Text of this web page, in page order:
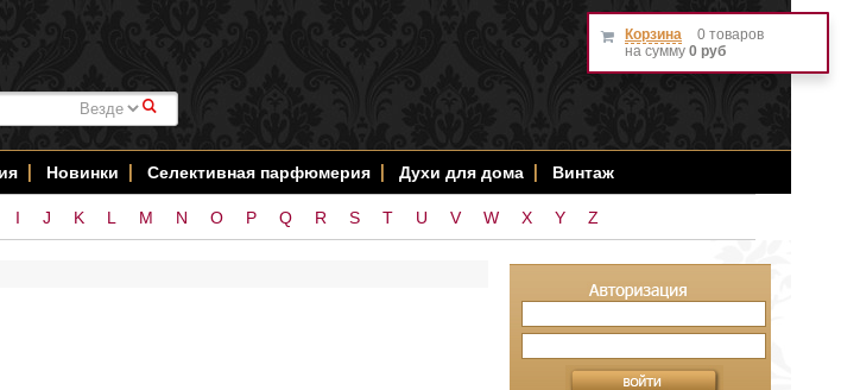
#
Новинки Селективная парфюмерия Духи для дома Винтаж
I J K L M N O P Q R S T U V W X Y Z
Корзина
0 товаров
на сумму 0 руб